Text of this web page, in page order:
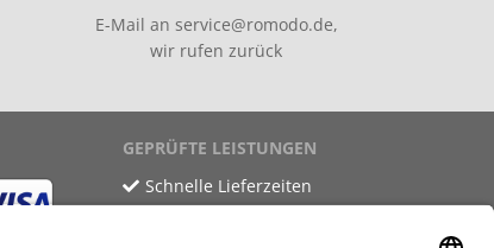
E-Mail an service@romodo.de,
wir rufen zurück
GEPRÜFTE LEISTUNGEN
Schnelle Lieferzeiten